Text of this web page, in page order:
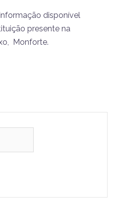
disponível
presente na
Monforte.